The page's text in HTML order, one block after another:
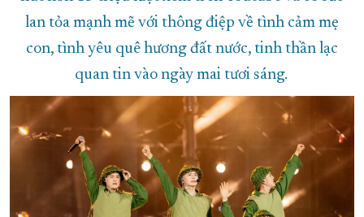
lan tỏa mạnh mẽ với thông điệp về tình cảm mẹ
con, tình yêu quê hương đất nước, tinh thần lạc
quan tin vào ngày mai tươi sáng.